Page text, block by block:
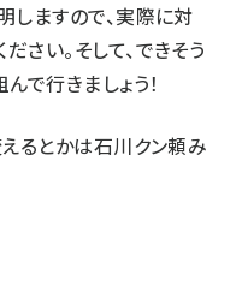
しますので、実際に対
さい。そして、できそう
で行きましょう！
るとかは石川クン頼み